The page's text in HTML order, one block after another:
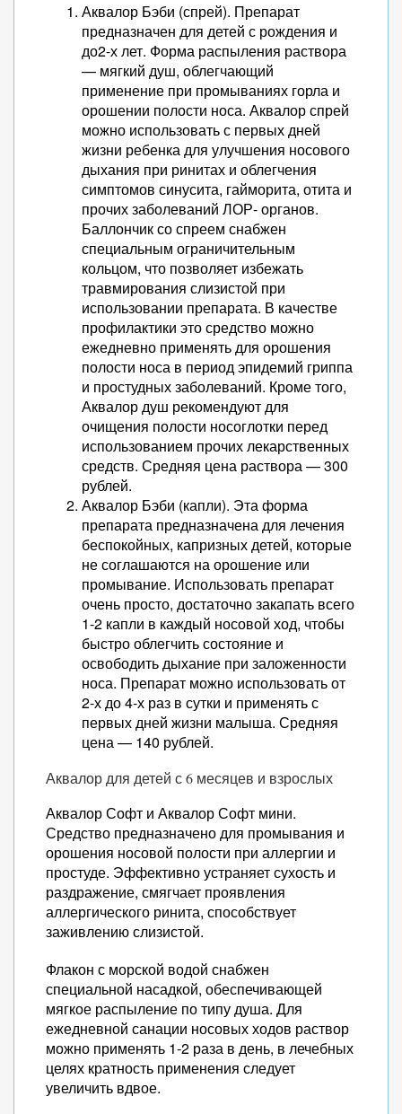
Аквалор Бэби (спрей). Препарат
предназначен для детей с рождения и
до2-х лет. Форма распыления раствора
— мягкий душ, облегчающий
применение при промываниях горла и
орошении полости носа. Аквалор спрей
можно использовать с первых дней
жизни ребенка для улучшения носового
дыхания при ринитах и облегчения
симптомов синусита, гайморита, отита и
прочих заболеваний ЛОР- органов.
Баллончик со спреем снабжен
специальным ограничительным
кольцом, что позволяет избежать
травмирования слизистой при
использовании препарата. В качестве
профилактики это средство можно
ежедневно применять для орошения
полости носа в период эпидемий гриппа
и простудных заболеваний. Кроме того,
Аквалор душ рекомендуют для
очищения полости носоглотки перед
использованием прочих лекарственных
средств. Средняя цена раствора — 300
рублей.
Аквалор Бэби (капли). Эта форма
препарата предназначена для лечения
беспокойных, капризных детей, которые
не соглашаются на орошение или
промывание. Использовать препарат
очень просто, достаточно закапать всего
1-2 капли в каждый носовой ход, чтобы
быстро облегчить состояние и
освободить дыхание при заложенности
носа. Препарат можно использовать от
2-х до 4-х раз в сутки и применять с
первых дней жизни малыша. Средняя
цена — 140 рублей.
Аквалор для детей с 6 месяцев и взрослых
Аквалор Софт и Аквалор Софт мини.
Средство предназначено для промывания и
орошения носовой полости при аллергии и
простуде. Эффективно устраняет сухость и
раздражение, смягчает проявления
аллергического ринита, способствует
заживлению слизистой.
Флакон с морской водой снабжен
специальной насадкой, обеспечивающей
мягкое распыление по типу душа. Для
ежедневной санации носовых ходов раствор
можно применять 1-2 раза в день, в лечебных
целях кратность применения следует
увеличить вдвое.